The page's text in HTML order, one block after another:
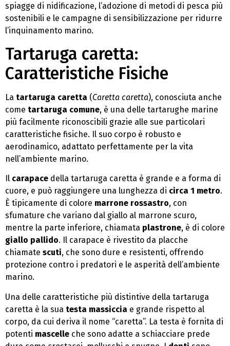
spiagge di nidificazione, l’adozione di metodi di pesca più
sostenibili e le campagne di sensibilizzazione per ridurre
l’inquinamento marino.
Tartaruga caretta:
Caratteristiche Fisiche
La tartaruga caretta (Caretta caretta), conosciuta anche
come tartaruga comune, è una delle tartarughe marine
più facilmente riconoscibili grazie alle sue particolari
caratteristiche fisiche. Il suo corpo è robusto e
aerodinamico, adattato perfettamente per la vita
nell’ambiente marino.
Il carapace della tartaruga caretta è grande e a forma di
cuore, e può raggiungere una lunghezza di circa 1 metro.
È tipicamente di colore marrone rossastro, con
sfumature che variano dal giallo al marrone scuro,
mentre la parte inferiore, chiamata plastrone, è di colore
giallo pallido. Il carapace è rivestito da placche
chiamate scuti, che sono dure e resistenti, offrendo
protezione contro i predatori e le asperità dell’ambiente
marino.
Una delle caratteristiche più distintive della tartaruga
caretta è la sua testa massiccia e grande rispetto al
corpo, da cui deriva il nome “caretta”. La testa è fornita di
potenti mascelle che sono adatte a schiacciare prede